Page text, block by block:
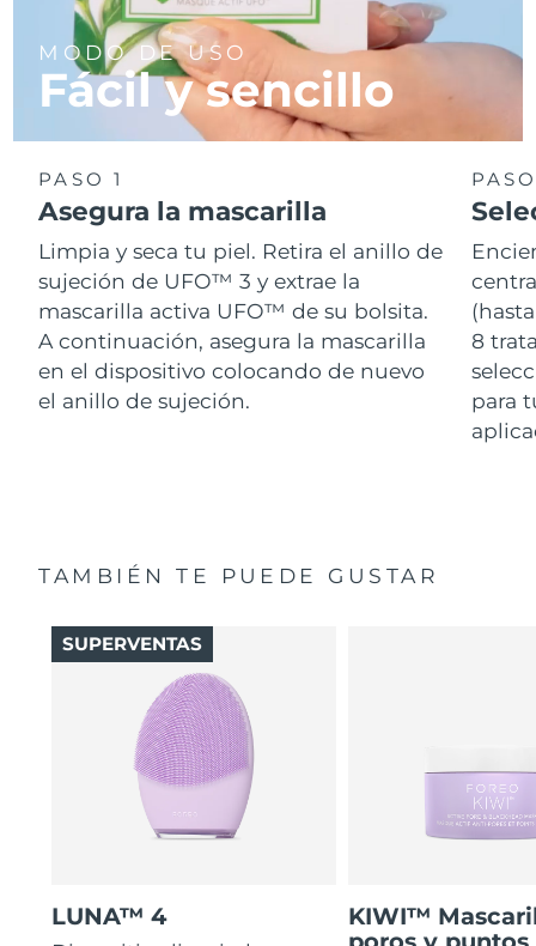
MODO DE USO
Fácil y sencillo
PASO 1
Asegura la mascarilla
Limpia y seca tu piel. Retira el anillo de
sujeción de UFO™ 3 y extrae la
mascarilla activa UFO™ de su bolsita.
A continuación, asegura la mascarilla
en el dispositivo colocando de nuevo
el anillo de sujeción.
8
para
TAMBIÉN TE PUEDE GUSTAR
LUNA™ 4
SUPERVENTAS
KIWI™